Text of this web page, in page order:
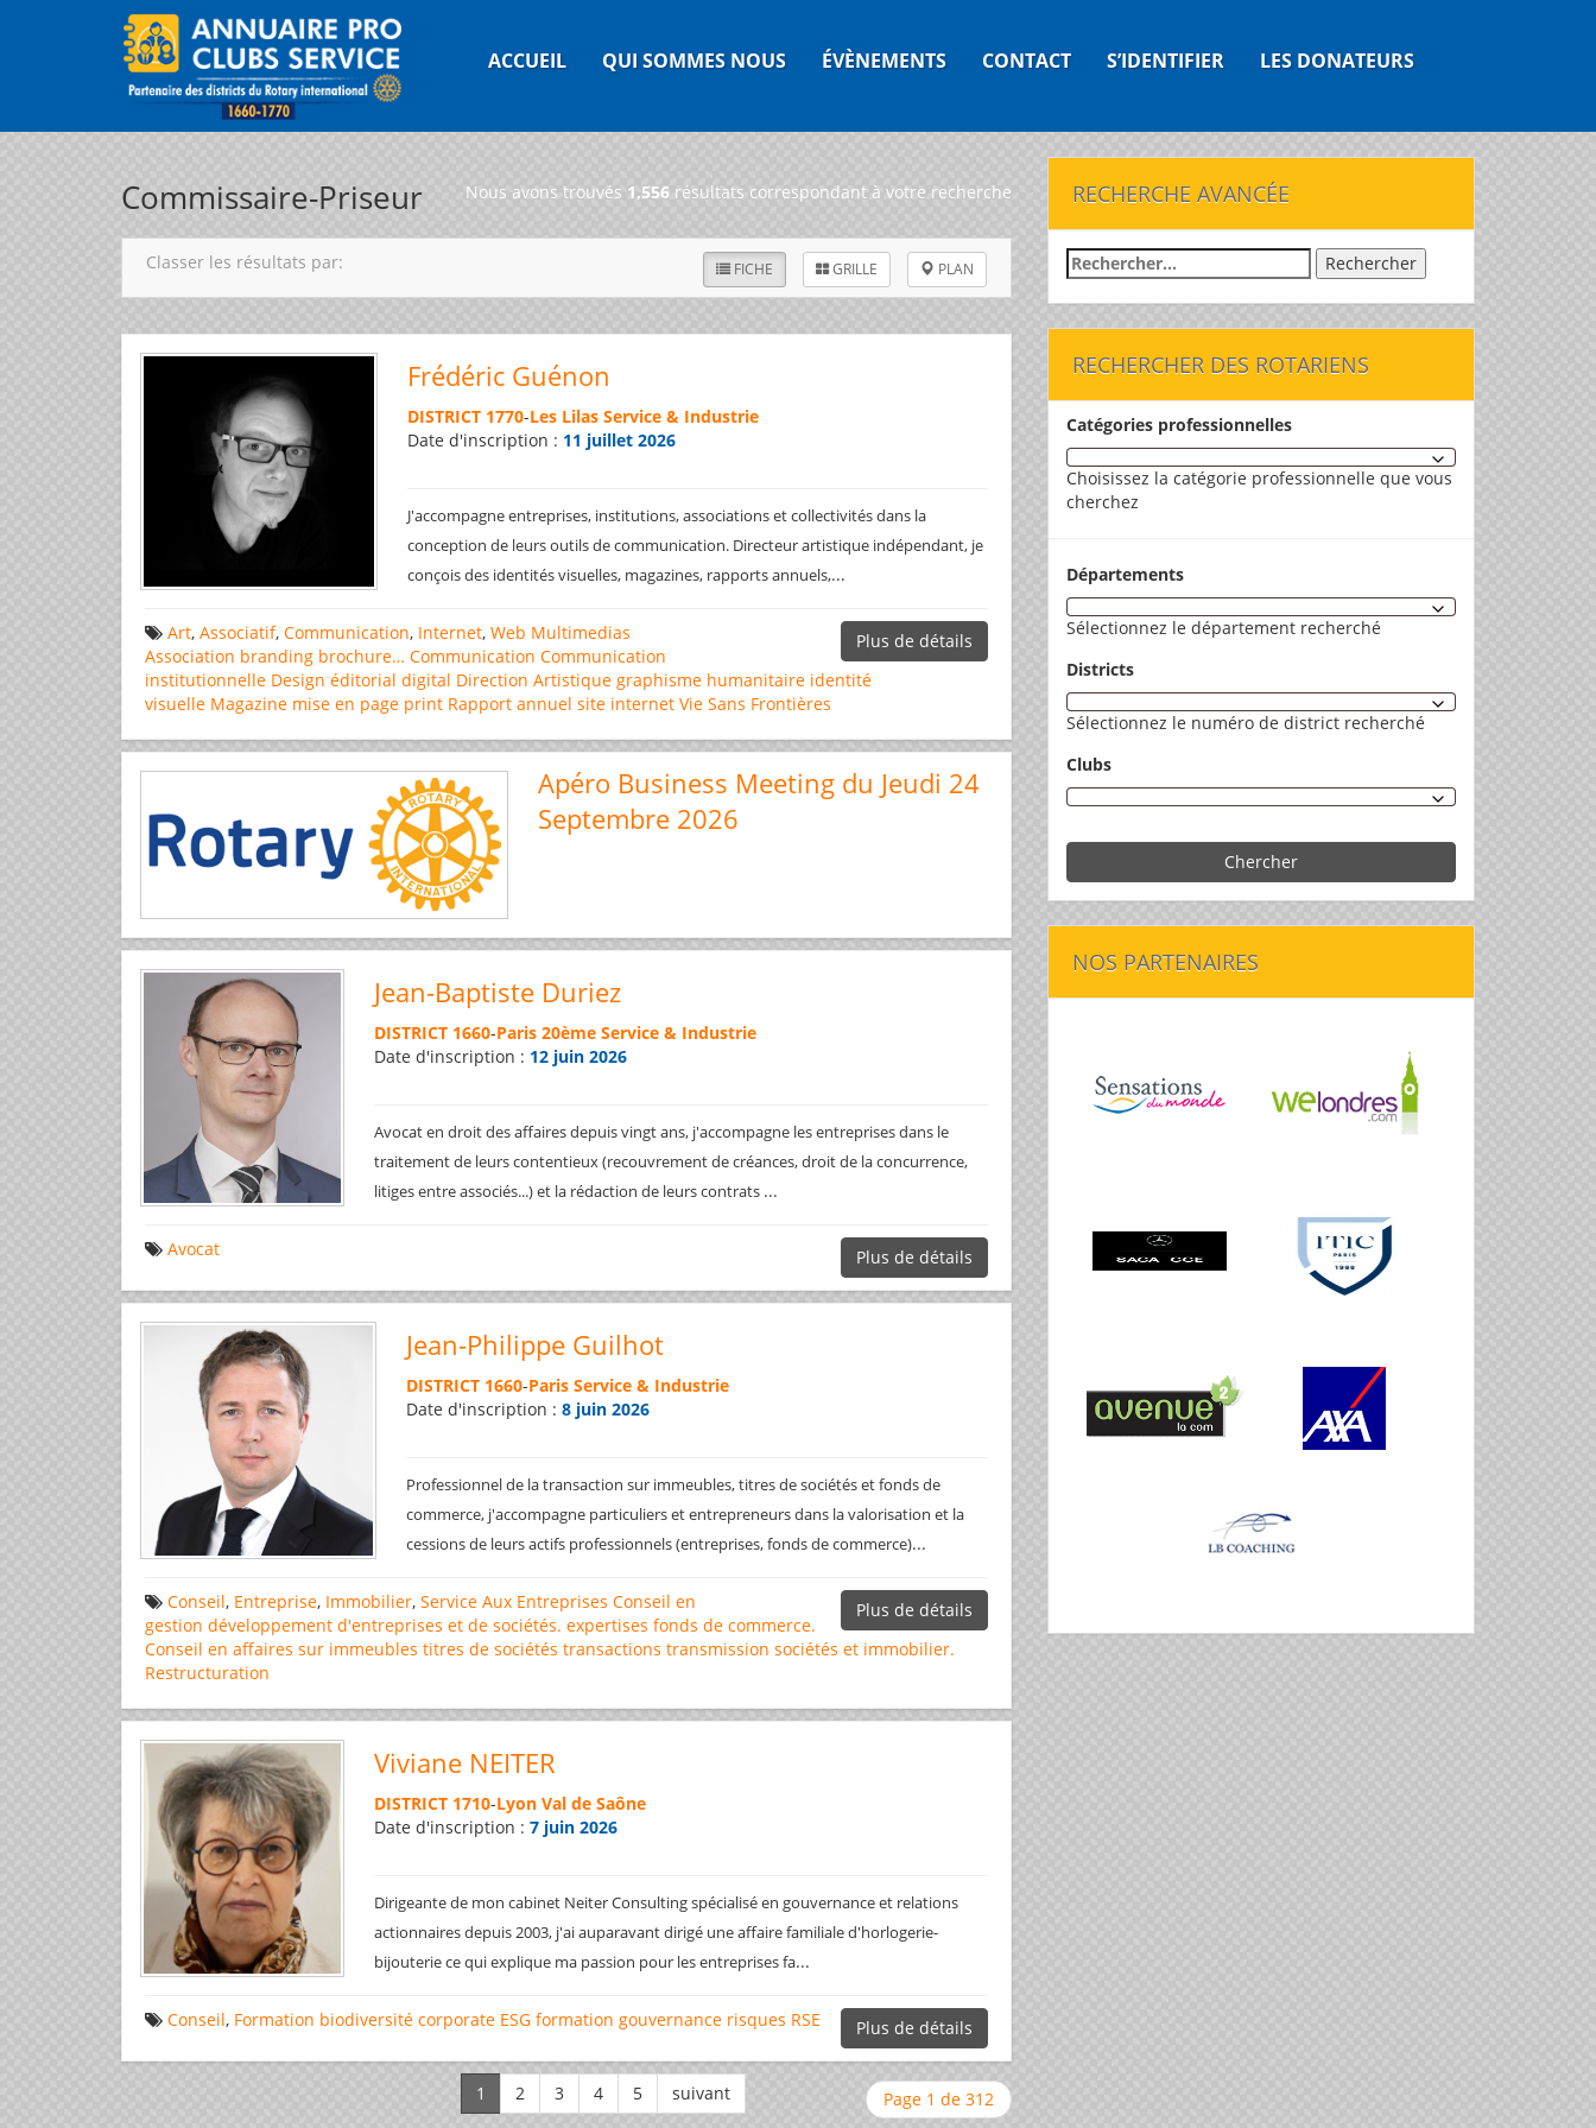
ACCUEIL QUI SOMMES NOUS ÉVÈNEMENTS CONTACT S’IDENTIFIER LES DONATEURS
Commissaire-Priseur Nous avons trouvés 1,556 résultats correspondant à votre recherche
FICHE GRILLE PLAN
Classer les résultats par:
Frédéric Guénon
DISTRICT 1770-Les Lilas Service & Industrie
Date d'inscription : 11 juillet 2026
J'accompagne entreprises, institutions, associations et collectivités dans la
conception de leurs outils de communication. Directeur artistique indépendant, je
conçois des identités visuelles, magazines, rapports annuels,...
Plus de détails
Art, Associatif, Communication, Internet, Web Multimedias
Association branding brochure… Communication Communication
institutionnelle Design éditorial digital Direction Artistique graphisme humanitaire identité
visuelle Magazine mise en page print Rapport annuel site internet Vie Sans Frontières
Apéro Business Meeting du Jeudi 24
Septembre 2026
Jean-Baptiste Duriez
DISTRICT 1660-Paris 20ème Service & Industrie
Date d'inscription : 12 juin 2026
Avocat en droit des affaires depuis vingt ans, j'accompagne les entreprises dans le
traitement de leurs contentieux (recouvrement de créances, droit de la concurrence,
litiges entre associés...) et la rédaction de leurs contrats ...
Plus de détails
Avocat
Jean-Philippe Guilhot
DISTRICT 1660-Paris Service & Industrie
Date d'inscription : 8 juin 2026
Professionnel de la transaction sur immeubles, titres de sociétés et fonds de
commerce, j'accompagne particuliers et entrepreneurs dans la valorisation et la
cessions de leurs actifs professionnels (entreprises, fonds de commerce)...
Plus de détails
Conseil, Entreprise, Immobilier, Service Aux Entreprises Conseil en
gestion développement d'entreprises et de sociétés. expertises fonds de commerce.
Conseil en affaires sur immeubles titres de sociétés transactions transmission sociétés et immobilier.
Restructuration
Viviane NEITER
DISTRICT 1710-Lyon Val de Saône
Date d'inscription :7 juin 2026
Dirigeante de mon cabinet Neiter Consulting spécialisé en gouvernance et relations
actionnaires depuis 2003, j'ai auparavant dirigé une affaire familiale d'horlogerie-
bijouterie ce qui explique ma passion pour les entreprises fa...
Plus de détails
Conseil, Formation biodiversité corporate ESG formation gouvernance risques RSE
Page 1 de 312
RECHERCHE AVANCÉE
Rechercher :
RECHERCHER DES ROTARIENS
Catégories professionnelles
Choisissez la catégorie professionnelle que vous
cherchez
Départements
Sélectionnez le département recherché
Districts
Sélectionnez le numéro de district recherché
Clubs
Chercher
NOS PARTENAIRES